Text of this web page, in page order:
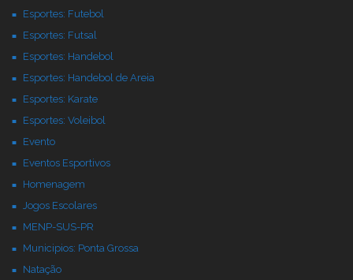
Esportes: Futebol
Esportes: Futsal
Esportes: Handebol
Esportes: Handebol de Areia
Esportes: Karate
Esportes: Voleibol
Evento
Eventos Esportivos
Homenagem
Jogos Escolares
MENP-SUS-PR
Municipios: Ponta Grossa
Natação